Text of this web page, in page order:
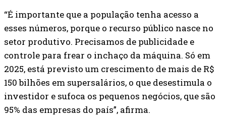
“É importante que a população tenha acesso a
esses números, porque o recurso público nasce no
setor produtivo. Precisamos de publicidade e
controle para frear o inchaço da máquina. Só em
2025, está previsto um crescimento de mais de R$
150 bilhões em supersalários, o que desestimula o
investidor e sufoca os pequenos negócios, que são
95% das empresas do país”, afirma.